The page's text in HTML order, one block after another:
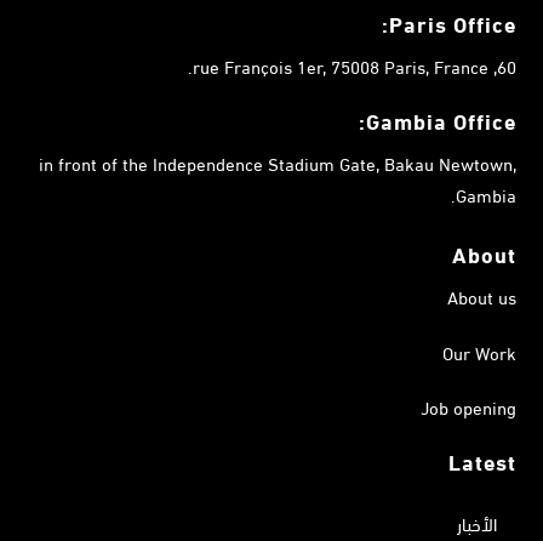
Paris Office:
60, rue François 1er, 75008 Paris, France.
Gambia Office:
in front of the Independence Stadium Gate, Bakau Newtown,
Gambia.
About
About us
Our Work
Job opening
Latest
الأخبار